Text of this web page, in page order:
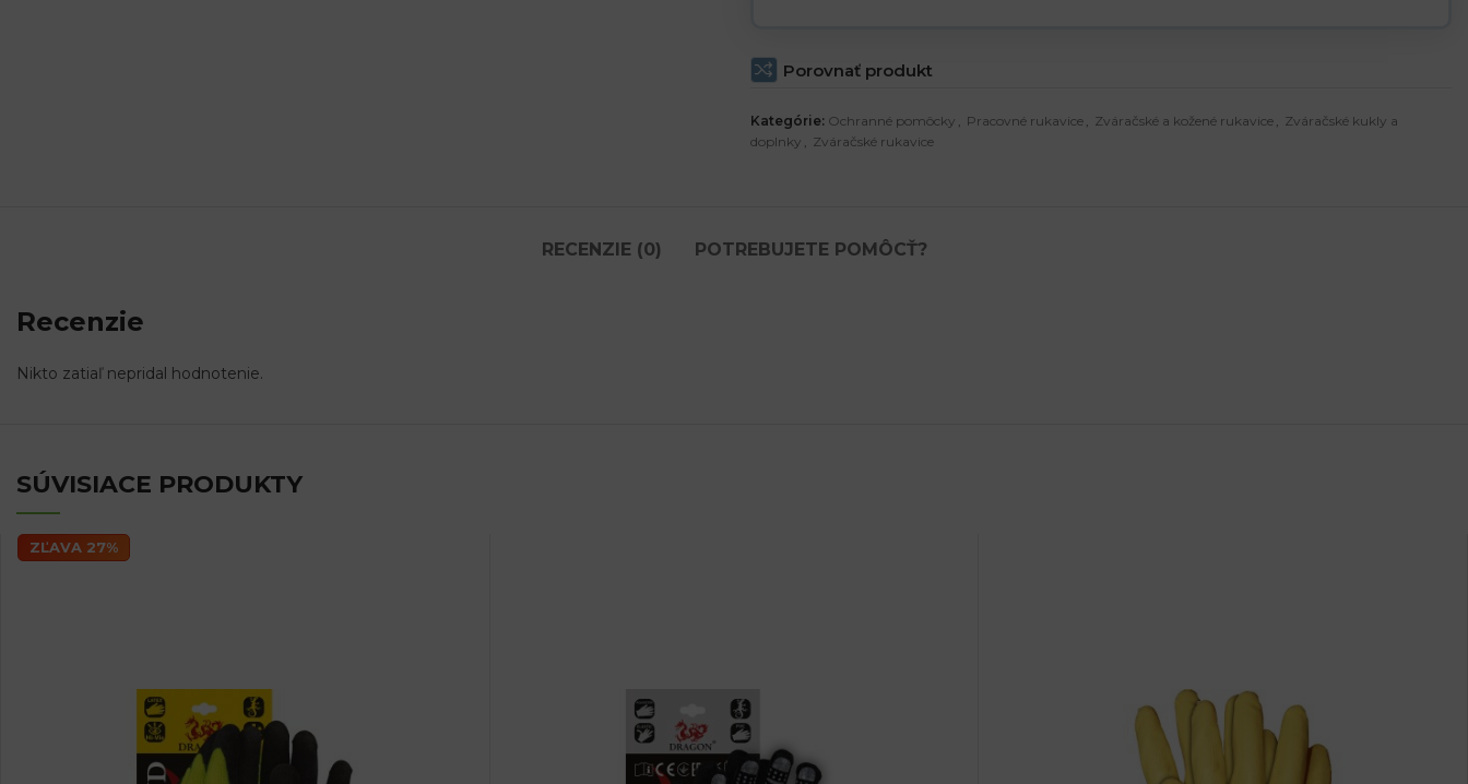
Porovnať produkt
Kategórie: Ochranné pomôcky , Pracovné rukavice , Zváračské a kožené rukavice , Zváračské kukly a
doplnky , Zváračské rukavice
RECENZIE (0) POTREBUJETE POMÔCŤ?
Recenzie
Nikto zatiaľ nepridal hodnotenie.
SÚVISIACE PRODUKTY
ZĽAVA 27%